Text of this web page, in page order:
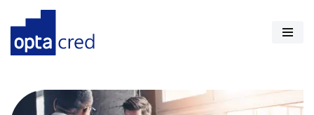
Pular
para
conteúdo